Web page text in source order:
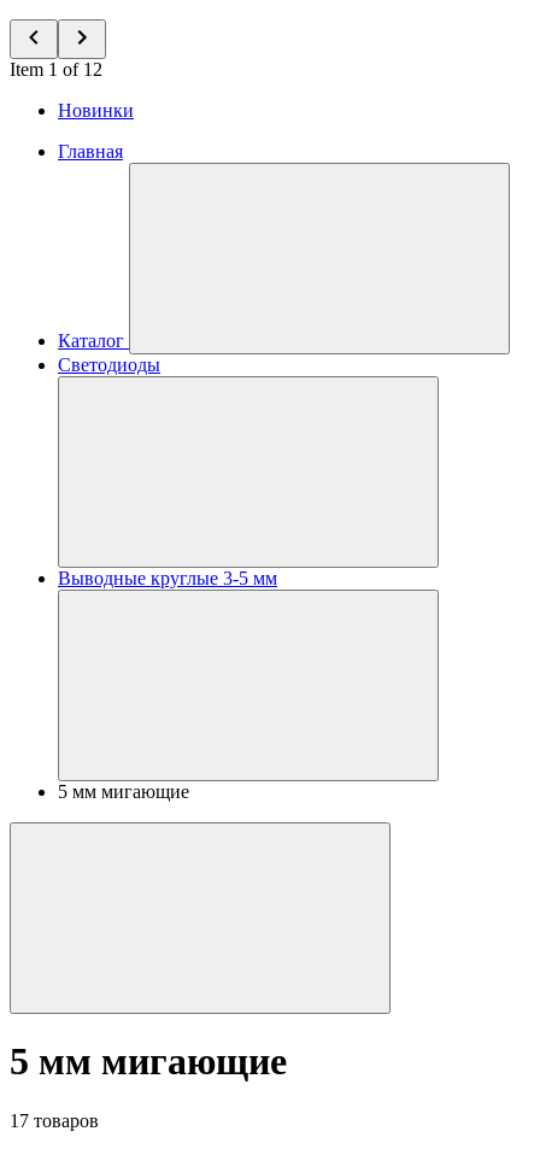
Item 1 of 12
Новинки
Главная
Каталог
Светодиоды
Выводные круглые 3-5 мм
5 мм мигающие
5 мм мигающие
17 товаров